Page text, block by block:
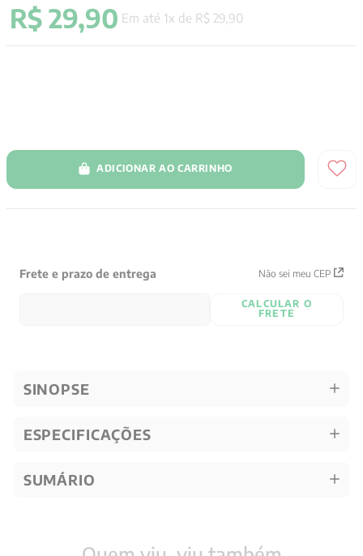
R$ 29,90 Em até 1x de R$ 29 90
ADICIONAR AO CARRINHO
Frete e prazo de entrega Não sei meu CEP
CALCULAR O
FRETE
SINOPSE
ESPECIFICAÇÕES
SUMÁRIO